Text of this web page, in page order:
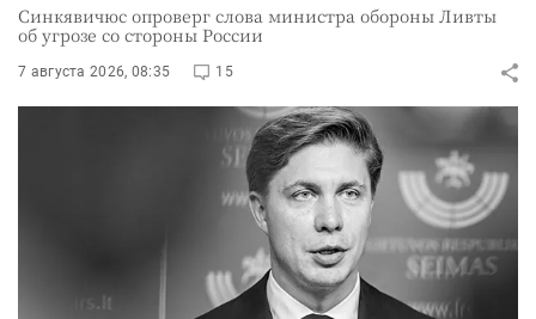
Синкявичюс опроверг слова министра обороны Ливты
об угрозе со стороны России
7 августа 2026, 08:35 15